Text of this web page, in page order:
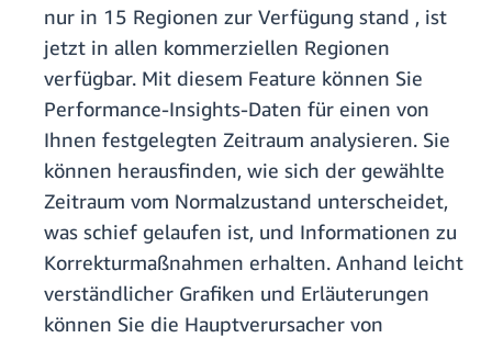
nur in 15 Regionen zur Verfügung stand , ist
jetzt in allen kommerziellen Regionen
verfügbar. Mit diesem Feature können Sie
Performance-Insights-Daten für einen von
Ihnen festgelegten Zeitraum analysieren. Sie
können herausfinden, wie sich der gewählte
Zeitraum vom Normalzustand unterscheidet,
was schief gelaufen ist, und Informationen zu
Korrekturmaßnahmen erhalten. Anhand leicht
verständlicher Grafiken und Erläuterungen
können Sie die Hauptverursacher von